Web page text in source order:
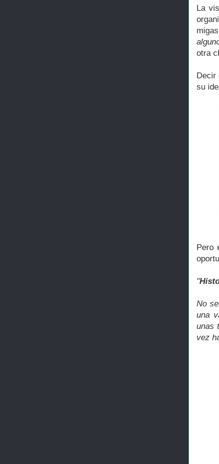
La
otra
Decir
su
Pero
"
No
una
unas
vez